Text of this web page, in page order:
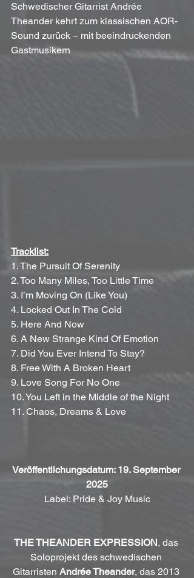
Schwedischer Gitarrist Andrée
Theander kehrt zum klassischen AOR-
Sound zurück – mit beeindruckenden
Gastmusikern
Tracklist:
1. The Pursuit Of Serenity
2. Too Many Miles, Too Little Time
3. I’m Moving On (Like You)
4. Locked Out In The Cold
5. Here And Now
6. A New Strange Kind Of Emotion
7. Did You Ever Intend To Stay?
8. Free With A Broken Heart
9. Love Song For No One
10. You Left in the Middle of the Night
11. Chaos, Dreams & Love
Veröffentlichungsdatum: 19. September
2025
Label: Pride & Joy Music
THE THEANDER EXPRESSION, das
Soloprojekt des schwedischen
Gitarristen Andrée Theander, das 2013